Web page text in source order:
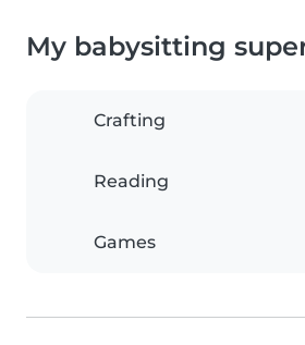
My babysitting
Crafting
Reading
Games